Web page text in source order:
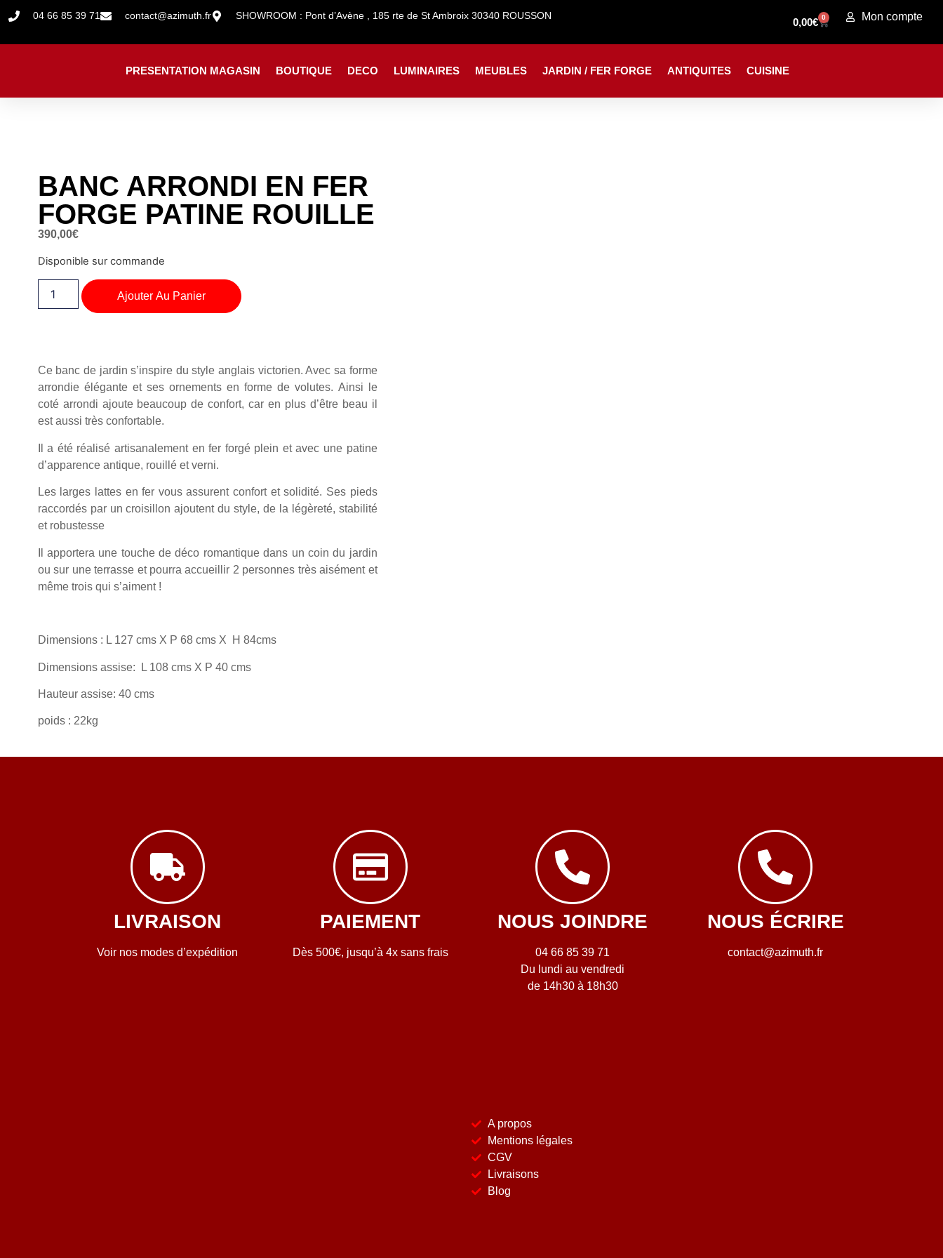
04 66 85 39 71 contact@azimuth.fr SHOWROOM : Pont d’Avène , 185 rte de St Ambroix 30340 ROUSSON
0,00€ 0 Mon compte
PRESENTATION MAGASIN BOUTIQUE DECO LUMINAIRES MEUBLES JARDIN / FER FORGE ANTIQUITES CUISINE
BANC ARRONDI EN FER
FORGE PATINE ROUILLE
390,00€
Disponible sur commande
Ajouter Au Panier
Ce banc de jardin s’inspire du style anglais victorien. Avec sa forme
arrondie élégante et ses ornements en forme de volutes. Ainsi le
coté arrondi ajoute beaucoup de confort, car en plus d’être beau il
est aussi très confortable.
Il a été réalisé artisanalement en fer forgé plein et avec une patine
d’apparence antique, rouillé et verni.
Les larges lattes en fer vous assurent confort et solidité. Ses pieds
raccordés par un croisillon ajoutent du style, de la légèreté, stabilité
et robustesse
Il apportera une touche de déco romantique dans un coin du jardin
ou sur une terrasse et pourra accueillir 2 personnes très aisément et
même trois qui s’aiment !
Dimensions : L 127 cms X P 68 cms X H 84cms
Dimensions assise: L 108 cms X P 40 cms
Hauteur assise: 40 cms
poids : 22kg
LIVRAISON
Voir nos modes d’expédition
PAIEMENT
Dès 500€, jusqu’à 4x sans frais
NOUS JOINDRE
04 66 85 39 71
Du lundi au vendredi
de 14h30 à 18h30
NOUS ÉCRIRE
contact@azimuth.fr
A propos
Mentions légales
CGV
Livraisons
Blog